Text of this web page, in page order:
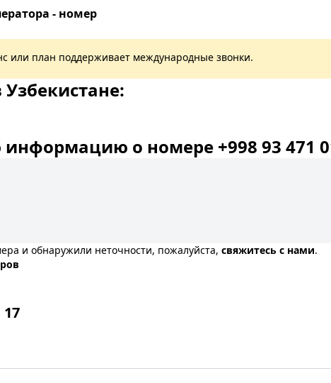
- номер
или план поддерживает международные звонки.
о номере +998 93 471
и обнаружили неточности, пожалуйста, свяжитесь с нами.